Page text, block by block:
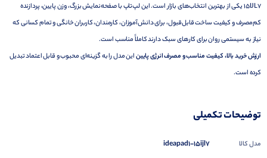
15IJL7 یکی از بهترین انتخاب‌های بازار است. این لپ‌تاپ با صفحه‌نمایش بزرگ، وزن پایین، پردازنده
کم‌مصرف و کیفیت ساخت قابل‌قبول، برای دانش‌آموزان، کارمندان، کاربران خانگی و تمام کسانی که
نیاز به سیستمی روان برای کارهای سبک دارند کاملاً مناسب است.
ارزش خرید بالا، کیفیت مناسب و مصرف انرژی پاییناین مدل را به گزینه‌ای محبوب و قابل اعتماد تبدیل
کرده است.
توضیحات تکمیلی
مدل کالا ideapad1-15ijl7